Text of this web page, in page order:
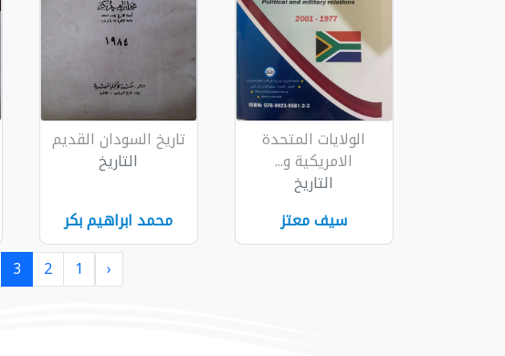
الولايات المتحدة
الامريكية و...
التاريخ
سيف معتز
تاريخ السودان القديم
التاريخ
محمد ابراهيم بكر
‹
1
2
3